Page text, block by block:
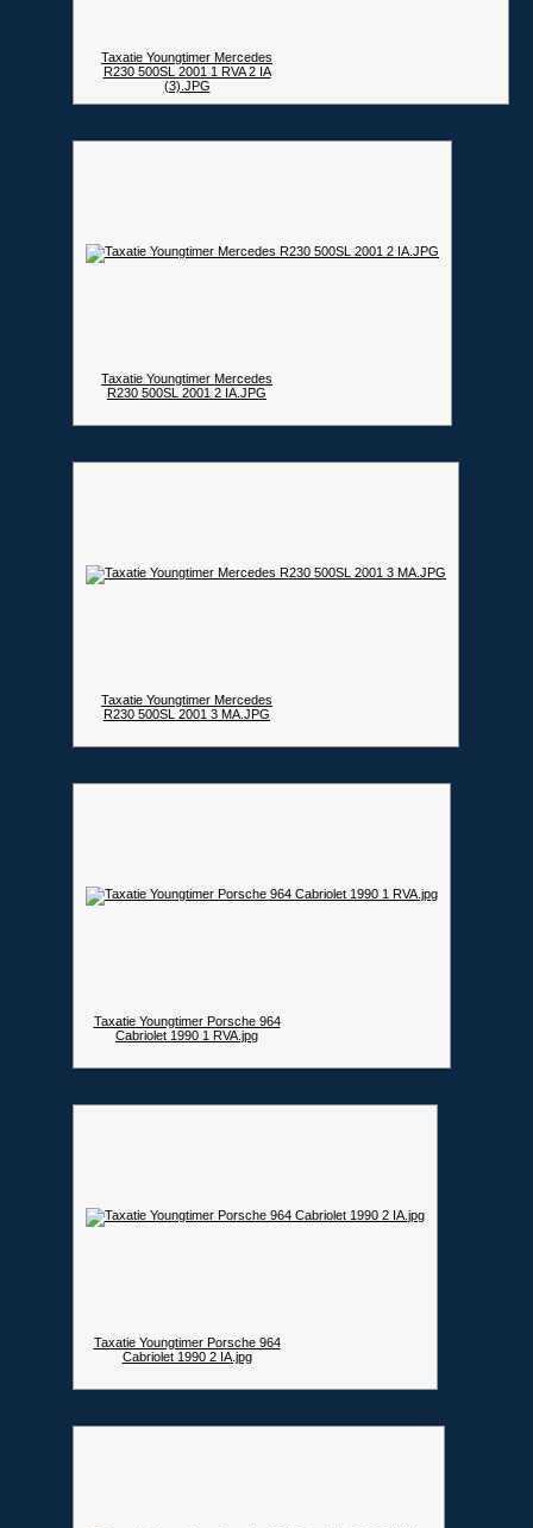
Taxatie Youngtimer Mercedes
R230 500SL 2001 1 RVA 2 IA
(3).JPG
Taxatie Youngtimer Mercedes
R230 500SL 2001 2 IA.JPG
Taxatie Youngtimer Mercedes
R230 500SL 2001 3 MA.JPG
Taxatie Youngtimer Porsche 964
Cabriolet 1990 1 RVA.jpg
Taxatie Youngtimer Porsche 964
Cabriolet 1990 2 IA.jpg